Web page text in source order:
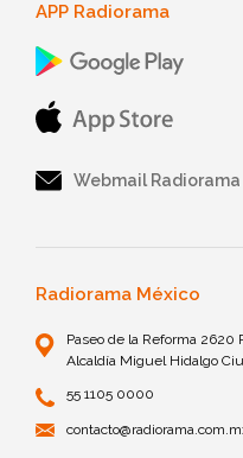
APP Radiorama
Webmail Radiorama
Radiorama México
Paseo de la Reforma 2620
Alcaldía Miguel Hidalgo
55 1105 0000